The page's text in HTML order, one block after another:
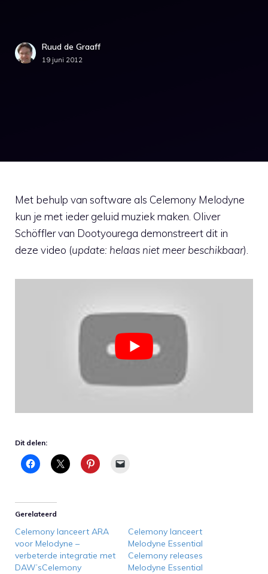
Ruud de Graaff
19 juni 2012
Met behulp van software als Celemony Melodyne
kun je met ieder geluid muziek maken. Oliver
Schöffler van Dootyourega demonstreert dit in
deze video (update: helaas niet meer beschikbaar).
Dit delen:
Gerelateerd
Celemony lanceert ARA
voor Melodyne –
verbeterde integratie met
DAW’sCelemony
Celemony lanceert
Melodyne Essential
Celemony releases
Melodyne Essential